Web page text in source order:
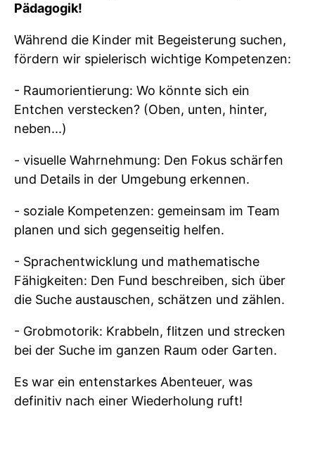
Pädagogik!
Während die Kinder mit Begeisterung suchen,
fördern wir spielerisch wichtige Kompetenzen:
- Raumorientierung: Wo könnte sich ein
Entchen verstecken? (Oben, unten, hinter,
neben...)
- visuelle Wahrnehmung: Den Fokus schärfen
und Details in der Umgebung erkennen.
- soziale Kompetenzen: gemeinsam im Team
planen und sich gegenseitig helfen.
- Sprachentwicklung und mathematische
Fähigkeiten: Den Fund beschreiben, sich über
die Suche austauschen, schätzen und zählen.
- Grobmotorik: Krabbeln, flitzen und strecken
bei der Suche im ganzen Raum oder Garten.
Es war ein entenstarkes Abenteuer, was
definitiv nach einer Wiederholung ruft!